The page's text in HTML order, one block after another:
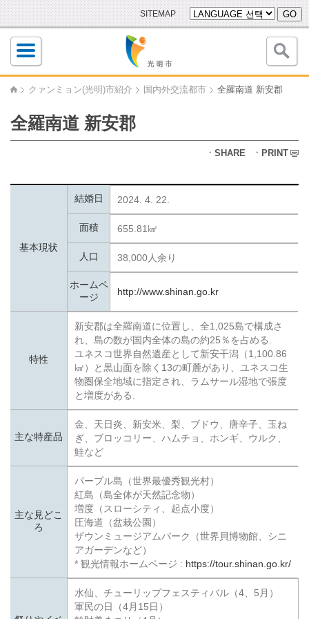
SITEMAP GO
クァンミョン(光明)市紹介 国内外交流都市 全羅南道 新安郡
全羅南道 新安郡
ㆍSHARE ㆍPRINT
基本現状
結婚日 2024. 4. 22.
面積 655.81㎢
人口 38,000人余り
ホームペ
ージ
http://www.shinan.go.kr
特性
新安郡は全羅南道に位置し、全1,025島で構成さ
れ、島の数が国内全体の島の約25％を占める.
ユネスコ世界自然遺産として新安干潟（1,100.86
㎢）と黒山面を除く13の町麓があり、ユネスコ生
物圏保全地域に指定され、ラムサール湿地で張度
と増度がある.
主な特産品
金、天日炎、新安米、梨、ブドウ、唐辛子、玉ね
ぎ、ブロッコリー、ハムチョ、ホンギ、ウルク、
鮭など
主な見どこ
ろ
パープル島（世界最優秀観光村）
紅島（島全体が天然記念物）
増度（スローシティ、起点小度）
圧海道（盆栽公園）
ザウンミュージアムパーク（世界貝博物館、シニ
アガーデンなど）
* 観光情報ホームページ : https://tour.shinan.go.kr/
水仙、チューリップフェスティバル（4、5月）
軍民の日（4月15日）